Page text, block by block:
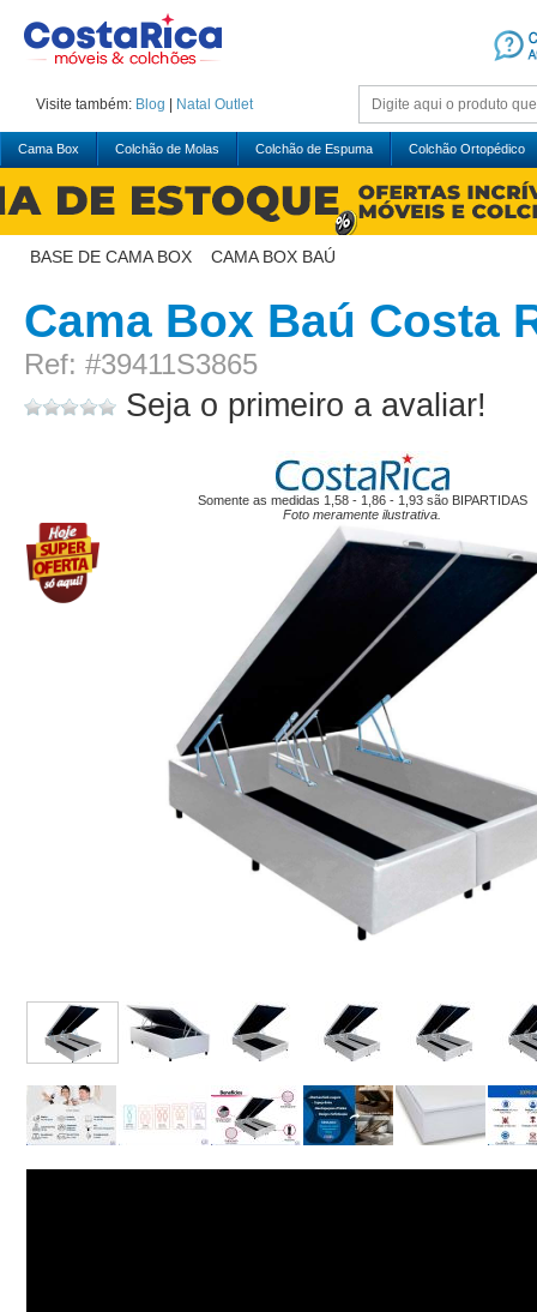
Visite também: Blog Natal Outlet
Cama Box Colchão de Molas Colchão de Espuma Colchão Ortopédico
BASE DE CAMA BOX CAMA BOX BAÚ
Cama Box Baú Costa
Ref: #39411S3865
Seja o primeiro a avaliar!
Somente as medidas 1,58 - 1,86 - 1,93 são BIPARTIDAS
Foto meramente ilustrativa.